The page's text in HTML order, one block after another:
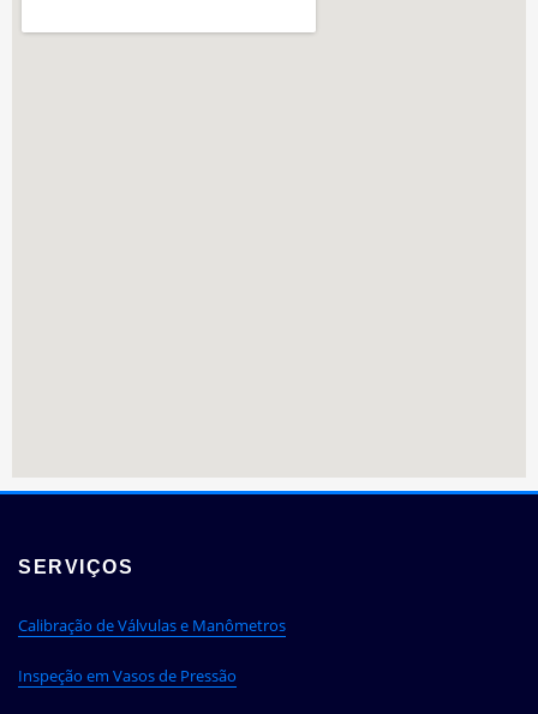
SERVIÇOS
Calibração de Válvulas e Manômetros
Inspeção em Vasos de Pressão